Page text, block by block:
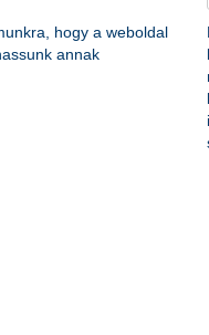
folyamatok virtuális
hogy a weboldal
annak